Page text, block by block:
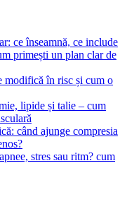
ce înseamnă, ce include
primești un plan clar de
modifică în risc și cum o
lipide și talie – cum
când ajunge compresia
stres sau ritm? cum